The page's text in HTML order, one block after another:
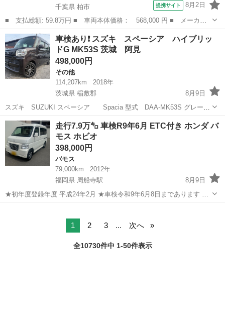
千葉県 柏市
提携サイト 8月2日
■ 支払総額: 59.8万円 ■ 車両本体価格： 568,000 円 ■ メーカー
名： ダイハツ ■ 車種名： タント ■ グレード名： カスタム
Ｘ ＳＡ ナビ フルセグＴＶ バックカメラ Ｂｌｕｅｔｏｏｔ
ｈ 衝突軽減ブレ...
千葉 柏市 タント
車検あり❗️ スズキ スペーシア ハイブリッ
ドG MK53S 茨城 阿見
498,000円
その他
114,207km
2018年
茨城県 稲敷郡
8月9日
スズキ SUZUKI スペーシア Spacia 型式 DAA-MK53S グレー
ド ハイブリッドG 追突被害軽減ブレーキ非装着車 色 アーバンブラ
ウンパールメタリック カラーコード ZSF ⭐︎HYBRD⭐︎ ⭐︎...
茨城 稲敷郡 その他 スペーシア
走行7.9万㌔ 車検R9年6月 ETC付き ホンダ バ
モス ホビオ
398,000円
バモス
79,000km
2012年
福岡県 周船寺駅
8月9日
★初年度登録年度 平成24年2月 ★車検令和9年6月8日まであります ★
実走行 79000キロ（走行メーター管理システム通過済）まだまだ活躍
1 2 3 ... 次へ
全10730件中 1-50件表示